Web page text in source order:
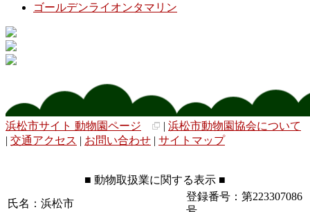
ゴールデンライオンタマリン
浜松市サイト 動物園ページ | 浜松市動物園協会について
| 交通アクセス | お問い合わせ | サイトマップ
■ 動物取扱業に関する表示 ■
氏名：浜松市
登録番号：第223307086